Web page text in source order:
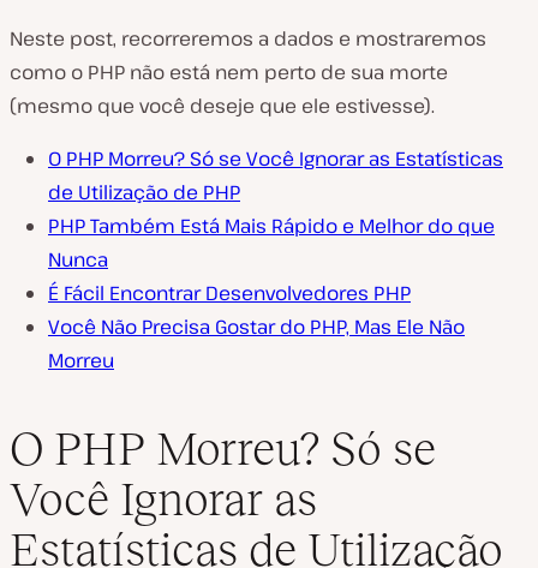
Neste post, recorreremos a dados e mostraremos
como o PHP não está nem perto de sua morte
(mesmo que você deseje que ele estivesse).
O PHP Morreu? Só se Você Ignorar as Estatísticas
de Utilização de PHP
PHP Também Está Mais Rápido e Melhor do que
Nunca
É Fácil Encontrar Desenvolvedores PHP
Você Não Precisa Gostar do PHP, Mas Ele Não
Morreu
O PHP Morreu? Só se
Você Ignorar as
Estatísticas de Utilização